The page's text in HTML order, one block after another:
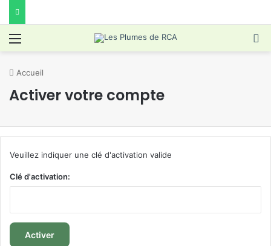
Menu
Accueil
Activer votre compte
Veuillez indiquer une clé d'activation valide
Clé d'activation: